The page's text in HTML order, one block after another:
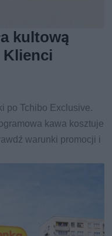
kultową
Klienci
po Tchibo Exclusive.
kawa kosztuje
warunki promocji i